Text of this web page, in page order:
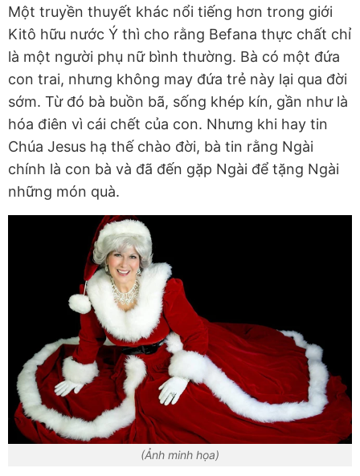
Một truyền thuyết khác nổi tiếng hơn trong giới
Kitô hữu nước Ý thì cho rằng Befana thực chất chỉ
là một người phụ nữ bình thường. Bà có một đứa
con trai, nhưng không may đứa trẻ này lại qua đời
sớm. Từ đó bà buồn bã, sống khép kín, gần như là
hóa điên vì cái chết của con. Nhưng khi hay tin
Chúa Jesus hạ thế chào đời, bà tin rằng Ngài
chính là con bà và đã đến gặp Ngài để tặng Ngài
những món quà.
(Ảnh minh họa)